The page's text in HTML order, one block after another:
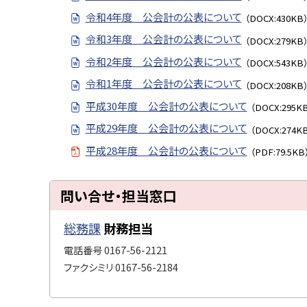
い
せ
当
窓
口
令和4年度 公会計の公表について （DOCX:430KB）
令和3年度 公会計の公表について （DOCX:279KB）
令和2年度 公会計の公表について （DOCX:543KB）
令和1年度 公会計の公表について （DOCX:208KB）
平成30年度 公会計の公表について （DOCX:295KB
平成29年度 公会計の公表について （DOCX:274KB
平成28年度 公会計の公表について （PDF:79.5KB）
ト
ッ
プ
に
戻
問い合せ・担当窓口
総務課 財務担当
電話番号0167-56-2121
ファクシミリ0167-56-2184